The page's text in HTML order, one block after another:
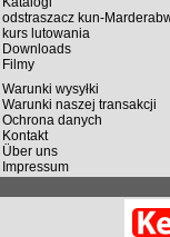
odstraszacz kun-
kurs lutowania
Downloads
Filmy
Warunki wysyłki
Warunki naszej transakcji
Ochrona danych
Kontakt
Über uns
Impressum